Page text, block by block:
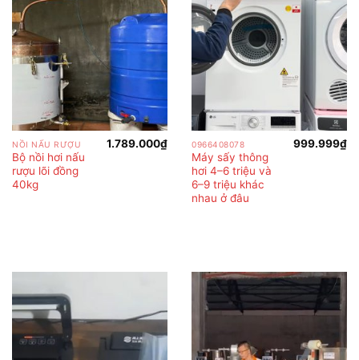
NỒI NẤU RƯỢU
Bộ nồi hơi nấu
rượu lõi đồng
40kg
1.789.000₫ 0966408078
Máy sấy thông
hơi 4–6 triệu và
6–9 triệu khác
nhau ở đâu
999.999₫